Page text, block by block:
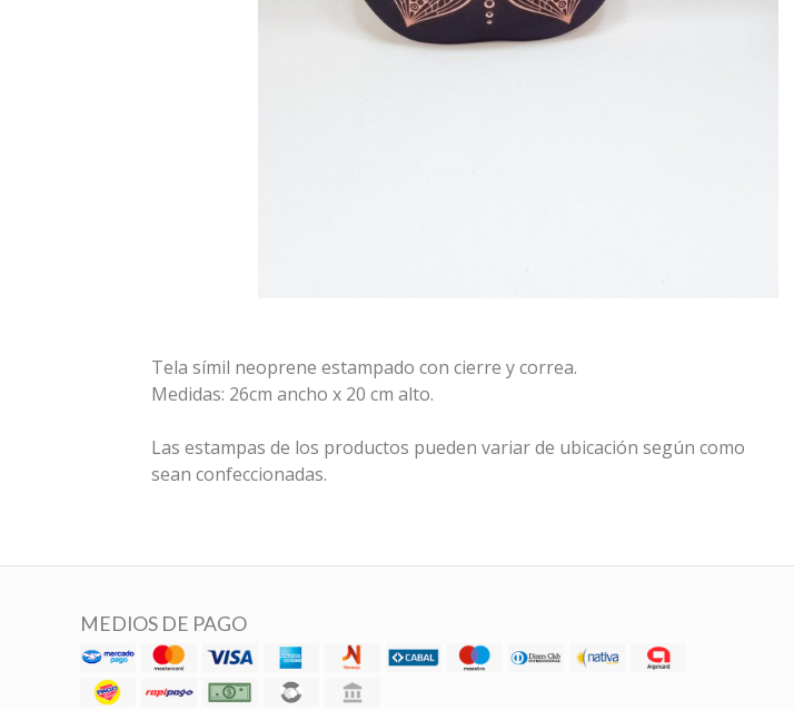
Tela símil neoprene estampado con cierre y correa.
Medidas: 26cm ancho x 20 cm alto.
Las estampas de los productos pueden variar de ubicación según como
sean confeccionadas.
MEDIOS DE PAGO